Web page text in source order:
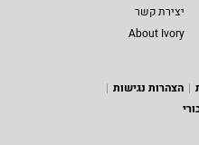
יצירת קשר
About Ivory
הצהרות נגישות